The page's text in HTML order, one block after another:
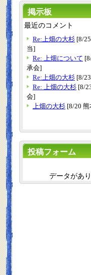
掲示板
最近のコメント
Re:上畑の大杉 [8/
当]
Re: 上畑について
承会]
Re:上畑の大杉 [8/
Re: 上畑の大杉 [8/
会]
上畑の大杉 [8/20
投稿フォーム
データがあり